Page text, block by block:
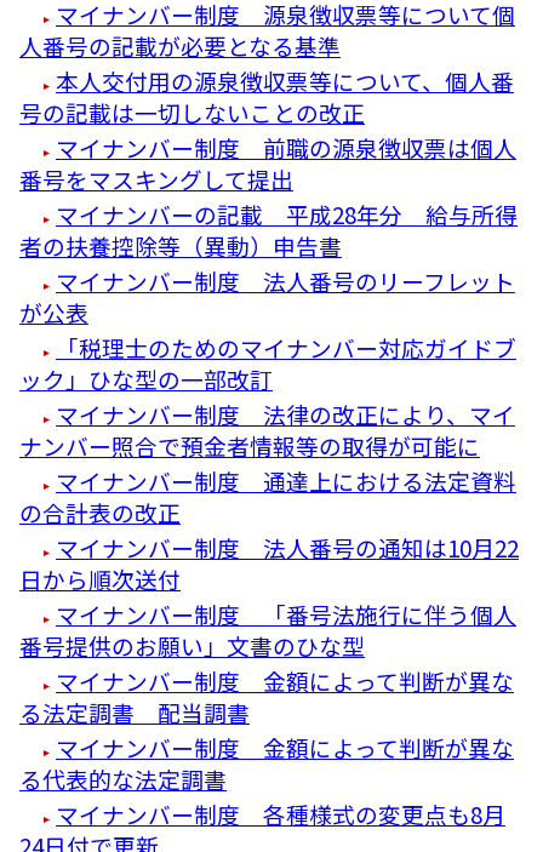
マイナンバー制度 源泉徴収票等について個
人番号の記載が必要となる基準
本人交付用の源泉徴収票等について、個人番
号の記載は一切しないことの改正
マイナンバー制度 前職の源泉徴収票は個人
番号をマスキングして提出
マイナンバーの記載 平成28年分 給与所得
者の扶養控除等（異動）申告書
マイナンバー制度 法人番号のリーフレット
が公表
「税理士のためのマイナンバー対応ガイドブ
ック」ひな型の一部改訂
マイナンバー制度 法律の改正により、マイ
ナンバー照合で預金者情報等の取得が可能に
マイナンバー制度 通達上における法定資料
の合計表の改正
マイナンバー制度 法人番号の通知は10月22
日から順次送付
マイナンバー制度 「番号法施行に伴う個人
番号提供のお願い」文書のひな型
マイナンバー制度 金額によって判断が異な
る法定調書 配当調書
マイナンバー制度 金額によって判断が異な
る代表的な法定調書
マイナンバー制度 各種様式の変更点も8月